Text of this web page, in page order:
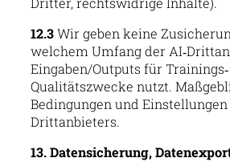
12.3Wir geben keine
welchem Umfang der
Eingaben/Outputs für
Qualitätszwecke nutzt.
Bedingungen und
Drittanbieters.
13. Datensicherung,